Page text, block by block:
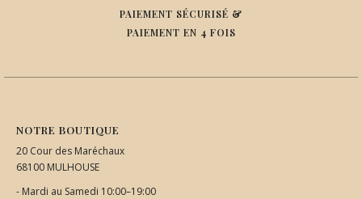
PAIEMENT SÉCURISÉ &
PAIEMENT EN 4 FOIS
NOTRE BOUTIQUE
20 Cour des Maréchaux
68100 MULHOUSE
- Mardi au Samedi 10:00–19:00